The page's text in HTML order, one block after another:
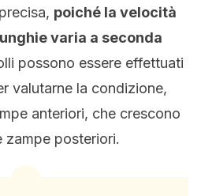
poiché la velocità
varia a seconda
possono essere effettuati
valutarne la condizione,
anteriori, che crescono
zampe posteriori.